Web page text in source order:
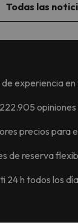
Todas las
de experiencia
opiniones
precios para
de reserva
24 h todos los